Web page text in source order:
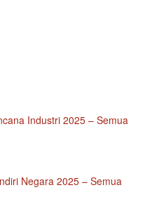
Industri 2025 – Semua
Negara 2025 – Semua